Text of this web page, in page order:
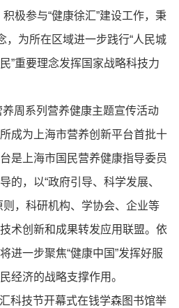
极参与“健康徐汇”建设工作，秉
，为所在区域进一步践行“人民城
”重要理念发挥国家战略科技力
系列营养健康主题宣传活动
成为上海市营养创新平台首批十
是上海市国民营养健康指导委员
的，以“政府引导、科学发展、
则，科研机构、学协会、企业等
术创新和成果转发应用联盟。依
进一步聚焦“健康中国”发挥好服
经济的战略支撑作用。
技节开幕式在钱学森图书馆举